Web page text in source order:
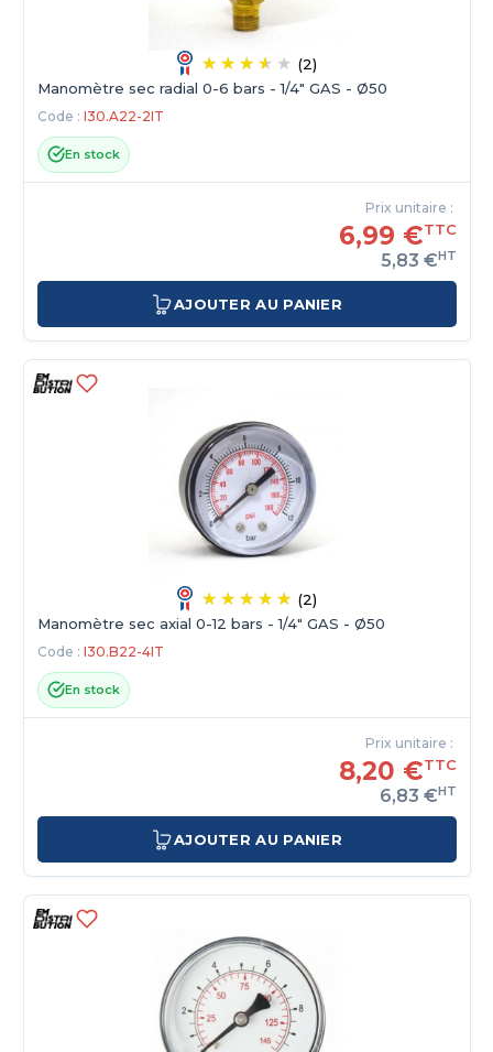
(2)
Manomètre sec radial 0-6 bars - 1/4" GAS - Ø50
Code : I30.A22-2IT
En stock
Prix unitaire :
6,99 €TTC
5,83 €HT
AJOUTER AU PANIER
(2)
Manomètre sec axial 0-12 bars - 1/4" GAS - Ø50
Code : I30.B22-4IT
En stock
Prix unitaire :
8,20 €TTC
6,83 €HT
AJOUTER AU PANIER